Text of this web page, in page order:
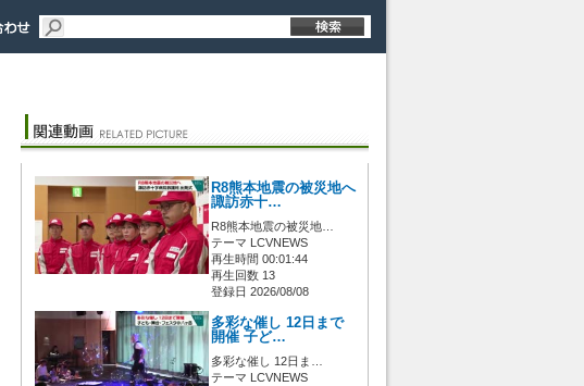
R8熊本地震の被災地へ
諏訪赤十…
R8熊本地震の被災地…
テーマ LCVNEWS
再生時間 00:01:44
再生回数 13
登録日 2026/08/08
多彩な催し 12日まで
開催 子ど…
多彩な催し 12日ま…
テーマ LCVNEWS